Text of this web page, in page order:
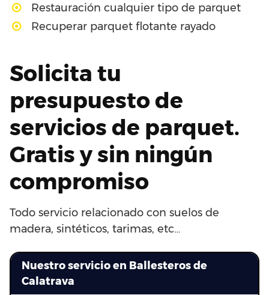
Restauración cualquier tipo de parquet
Recuperar parquet flotante rayado
Solicita tu
presupuesto de
servicios de parquet.
Gratis y sin ningún
compromiso
Todo servicio relacionado con suelos de
madera, sintéticos, tarimas, etc…
Nuestro servicio en Ballesteros de
Calatrava